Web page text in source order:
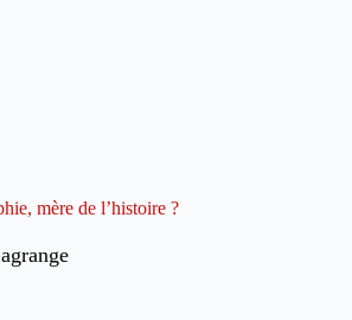
mère de l’histoire ?